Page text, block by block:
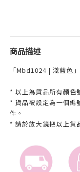
商品描述
「Mbd1024 | 淺藍色」
* 以上為貨品所有顏色
* 貨品被設定為一個編
件。
* 請於放大鏡把以上貨